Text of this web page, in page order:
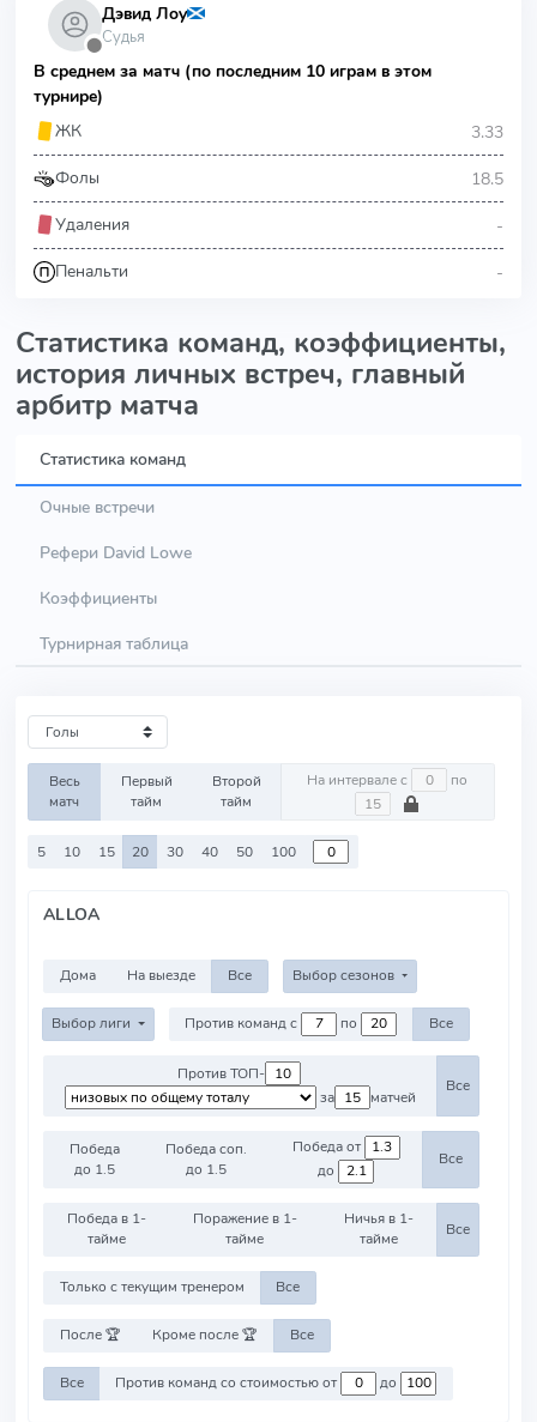
⬤
Дэвид Лоу
Судья
В среднем за матч (по последним 10 играм в этом
турнире)
ЖК
3.33
Фолы 18.5
Удаления -
Пенальти -
Статистика команд, коэффициенты,
история личных встреч, главный
арбитр матча
Статистика команд
Очные встречи
Рефери David Lowe
Коэффициенты
Турнирная таблица
Весь
матч
Первый
тайм
Второй
тайм
На интервале с по
5 10 15 20 30 40 50 100
ALLOA
Дома На выезде Все Выбор сезонов
Выбор лиги Против команд с по Все
Против ТОП-
за
матчей
Все
Победа
до 1.5
Победа соп.
до 1.5
Победа от
до
Все
Победа в 1-
тайме
Поражение в 1-
тайме
Ничья в 1-
тайме
Все
Только с текущим тренером Все
После 🏆 Кроме после 🏆 Все
Все Против команд со стоимостью от до